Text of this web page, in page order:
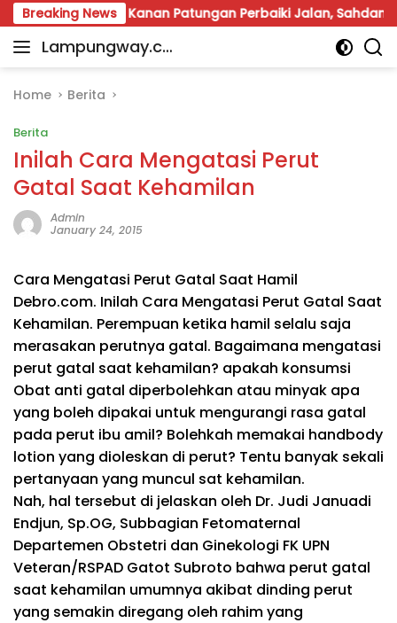
Skip
to
content
Breaking News
Warga Way Kanan Patungan Perbaiki Jalan, Sahdana
Lampungway.co
Portal
Daerah
Terpercaya
dan
Terupdate
Home Berita
Berita
Inilah Cara Mengatasi Perut
Gatal Saat Kehamilan
Admin
January 24, 2015
Cara Mengatasi Perut Gatal Saat Hamil
Debro.com. Inilah Cara Mengatasi Perut Gatal Saat
Kehamilan. Perempuan ketika hamil selalu saja
merasakan perutnya gatal. Bagaimana mengatasi
perut gatal saat kehamilan? apakah konsumsi
Obat anti gatal diperbolehkan atau minyak apa
yang boleh dipakai untuk mengurangi rasa gatal
pada perut ibu amil? Bolehkah memakai handbody
lotion yang dioleskan di perut? Tentu banyak sekali
pertanyaan yang muncul sat kehamilan.
Nah, hal tersebut di jelaskan oleh Dr. Judi Januadi
Endjun, Sp.OG, Subbagian Fetomaternal
Departemen Obstetri dan Ginekologi FK UPN
Veteran/RSPAD Gatot Subroto bahwa perut gatal
saat kehamilan umumnya akibat dinding perut
yang semakin diregang oleh rahim yang